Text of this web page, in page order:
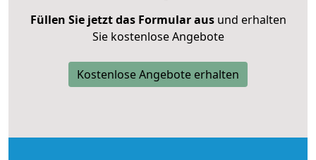
Füllen Sie jetzt das Formular ausund erhalten
Sie kostenlose Angebote
Kostenlose Angebote erhalten